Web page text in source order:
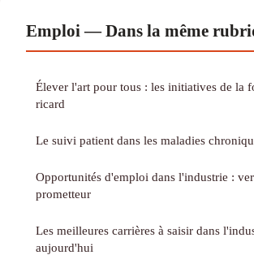
Emploi — Dans la même
Élever l'art pour tous : les initiatives de la
ricard
Le suivi patient dans les maladies
Opportunités d'emploi dans l'industrie :
prometteur
Les meilleures carrières à saisir dans
aujourd'hui